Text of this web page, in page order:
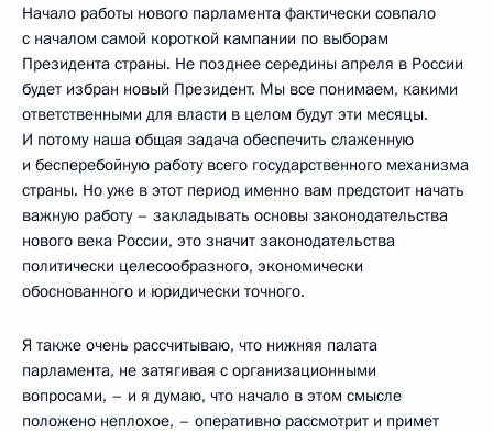
Начало работы нового парламента фактически совпало
с началом самой короткой кампании по выборам
Президента страны. Не позднее середины апреля в России
будет избран новый Президент. Мы все понимаем, какими
ответственными для власти в целом будут эти месяцы.
И потому наша общая задача обеспечить слаженную
и бесперебойную работу всего государственного механизма
страны. Но уже в этот период именно вам предстоит начать
важную работу – закладывать основы законодательства
нового века России, это значит законодательства
политически целесообразного, экономически
обоснованного и юридически точного.
Я также очень рассчитываю, что нижняя палата
парламента, не затягивая с организационными
вопросами, – и я думаю, что начало в этом смысле
положено неплохое, – оперативно рассмотрит и примет